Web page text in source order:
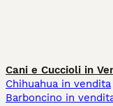
Cani e Cuccioli in
Chihuahua in vendita
Barboncino in